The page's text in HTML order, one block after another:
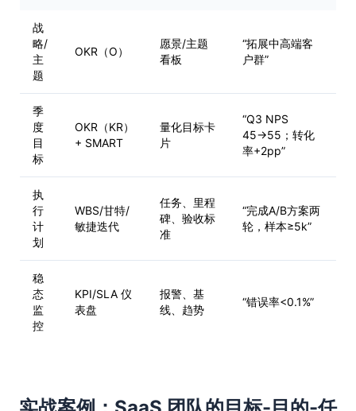
战
略/
主
题
OKR（O）
愿景/主题
看板
“拓展中高端客
户群”
季
度
目
标
OKR（KR）
+ SMART
量化目标卡
片
“Q3 NPS
45→55；转化
率+2pp”
执
行
计
划
WBS/甘特/
敏捷迭代
任务、里程
碑、验收标
准
“完成A/B方案两
轮，样本≥5k”
稳
态
监
控
KPI/SLA 仪
表盘
报警、基
线、趋势
“错误率<0.1%”